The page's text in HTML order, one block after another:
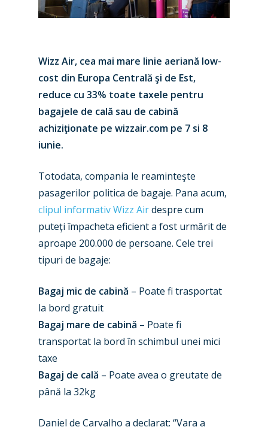
Wizz Air, cea mai mare linie aeriană low-
cost din Europa Centrală şi de Est,
reduce cu 33% toate taxele pentru
bagajele de cală sau de cabină
achiziţionate pe wizzair.com pe 7 si 8
iunie.
Totodata, compania le reaminteşte
pasagerilor politica de bagaje. Pana acum,
clipul informativ Wizz Airdespre cum
puteţi împacheta eficient a fost urmărit de
aproape 200.000 de persoane. Cele trei
tipuri de bagaje:
Bagaj mic de cabină – Poate fi trasportat
la bord gratuit
Bagaj mare de cabină – Poate fi
transportat la bord în schimbul unei mici
taxe
Bagaj de cală – Poate avea o greutate de
până la 32kg
Daniel de Carvalho a declarat: “Vara a